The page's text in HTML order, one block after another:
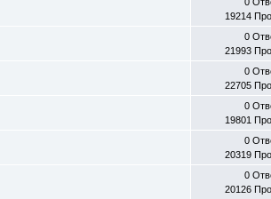
19214
0
21993
0
22705
0
19801
0
20319
0
20126